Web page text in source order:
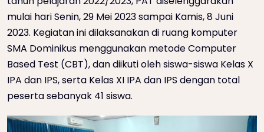
mulai hari Senin, 29 Mei 2023 sampai Kamis, 8 Juni
2023. Kegiatan ini dilaksanakan di ruang komputer
SMA Dominikus menggunakan metode Computer
Based Test (CBT), dan diikuti oleh siswa-siswa Kelas X
IPA dan IPS, serta Kelas XI IPA dan IPS dengan total
peserta sebanyak 41 siswa.